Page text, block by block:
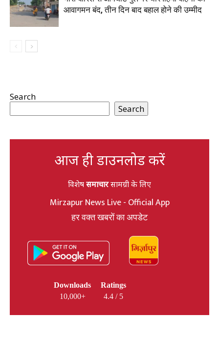
आवागमन बंद, तीन दिन बाद बहाल होने की उम्मीद
Search
Search
आज ही डाउनलोड करें
विशेषसमाचारसामग्री के लिए
Mirzapur News Live - Official App
हर वक्त खबरों का अपडेट
Downloads
10,000+
Ratings
4.4 / 5